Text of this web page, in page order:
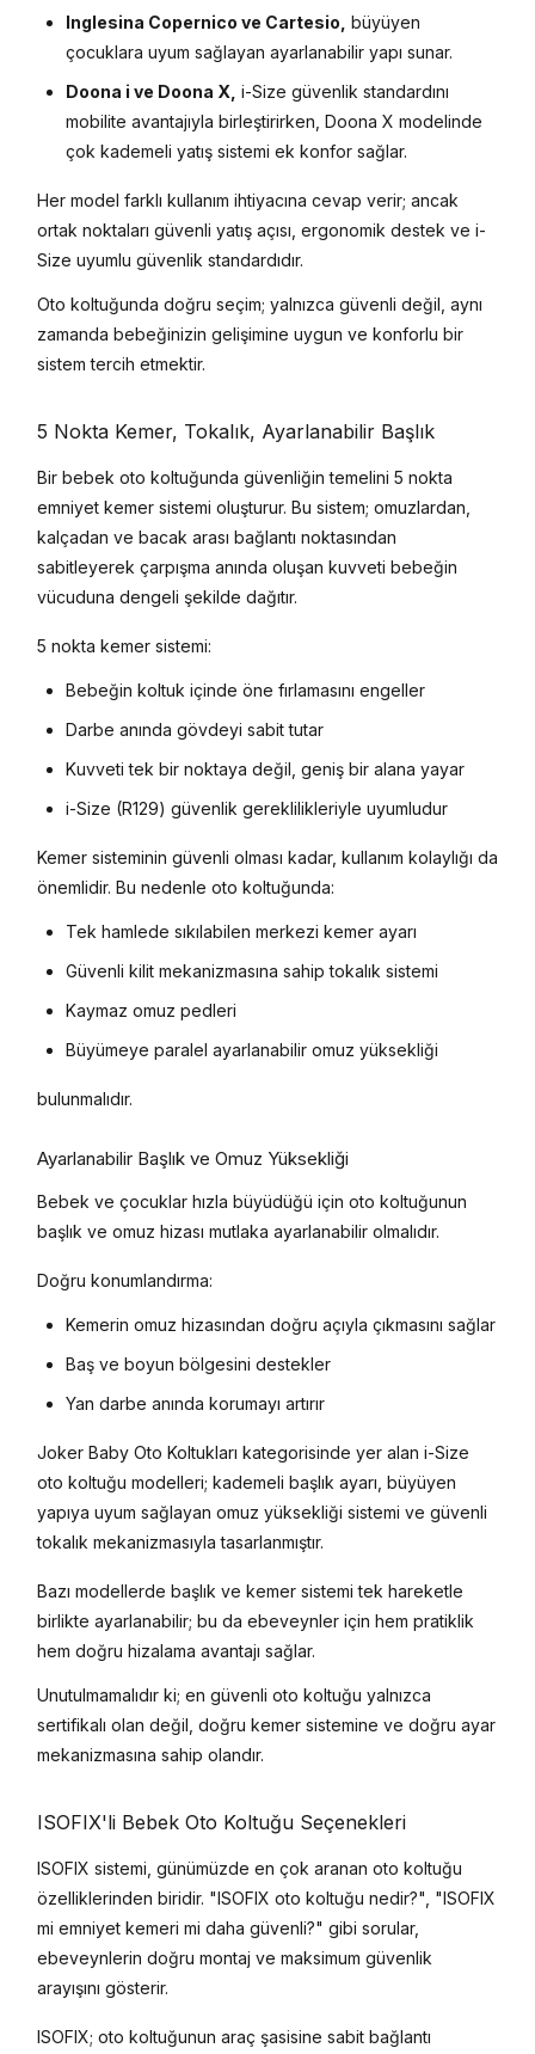
Inglesina Copernico ve Cartesio, büyüyen
çocuklara uyum sağlayan ayarlanabilir yapı sunar.
Doona i ve Doona X, i-Size güvenlik standardını
mobilite avantajıyla birleştirirken, Doona X modelinde
çok kademeli yatış sistemi ek konfor sağlar.
Her model farklı kullanım ihtiyacına cevap verir; ancak
ortak noktaları güvenli yatış açısı, ergonomik destek ve i-
Size uyumlu güvenlik standardıdır.
Oto koltuğunda doğru seçim; yalnızca güvenli değil, aynı
zamanda bebeğinizin gelişimine uygun ve konforlu bir
sistem tercih etmektir.
5 Nokta Kemer, Tokalık, Ayarlanabilir Başlık
Bir bebek oto koltuğunda güvenliğin temelini 5 nokta
emniyet kemer sistemi oluşturur. Bu sistem; omuzlardan,
kalçadan ve bacak arası bağlantı noktasından
sabitleyerek çarpışma anında oluşan kuvveti bebeğin
vücuduna dengeli şekilde dağıtır.
5 nokta kemer sistemi:
Bebeğin koltuk içinde öne fırlamasını engeller
Darbe anında gövdeyi sabit tutar
Kuvveti tek bir noktaya değil, geniş bir alana yayar
i-Size (R129) güvenlik gereklilikleriyle uyumludur
Kemer sisteminin güvenli olması kadar, kullanım kolaylığı da
önemlidir. Bu nedenle oto koltuğunda:
Tek hamlede sıkılabilen merkezi kemer ayarı
Güvenli kilit mekanizmasına sahip tokalık sistemi
Kaymaz omuz pedleri
Büyümeye paralel ayarlanabilir omuz yüksekliği
bulunmalıdır.
Ayarlanabilir Başlık ve Omuz Yüksekliği
Bebek ve çocuklar hızla büyüdüğü için oto koltuğunun
başlık ve omuz hizası mutlaka ayarlanabilir olmalıdır.
Doğru konumlandırma:
Kemerin omuz hizasından doğru açıyla çıkmasını sağlar
Baş ve boyun bölgesini destekler
Yan darbe anında korumayı artırır
Joker Baby Oto Koltukları kategorisinde yer alan i-Size
oto koltuğu modelleri; kademeli başlık ayarı, büyüyen
yapıya uyum sağlayan omuz yüksekliği sistemi ve güvenli
tokalık mekanizmasıyla tasarlanmıştır.
Bazı modellerde başlık ve kemer sistemi tek hareketle
birlikte ayarlanabilir; bu da ebeveynler için hem pratiklik
hem doğru hizalama avantajı sağlar.
Unutulmamalıdır ki; en güvenli oto koltuğu yalnızca
sertifikalı olan değil, doğru kemer sistemine ve doğru ayar
mekanizmasına sahip olandır.
ISOFIX'li Bebek Oto Koltuğu Seçenekleri
ISOFIX sistemi, günümüzde en çok aranan oto koltuğu
özelliklerinden biridir. "ISOFIX oto koltuğu nedir?", "ISOFIX
mi emniyet kemeri mi daha güvenli?" gibi sorular,
ebeveynlerin doğru montaj ve maksimum güvenlik
arayışını gösterir.
ISOFIX; oto koltuğunun araç şasisine sabit bağlantı